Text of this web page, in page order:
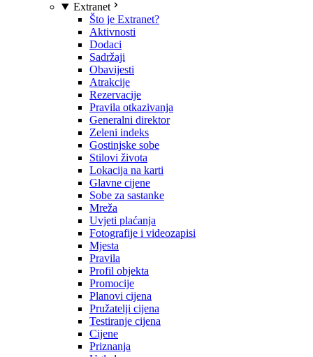
Extranet
Što je Extranet?
Aktivnosti
Dodaci
Sadržaji
Obavijesti
Atrakcije
Rezervacije
Pravila otkazivanja
Generalni direktor
Zeleni indeks
Gostinjske sobe
Stilovi života
Lokacija na karti
Glavne cijene
Sobe za sastanke
Mreža
Uvjeti plaćanja
Fotografije i videozapisi
Mjesta
Pravila
Profil objekta
Promocije
Planovi cijena
Pružatelji cijena
Testiranje cijena
Cijene
Priznanja